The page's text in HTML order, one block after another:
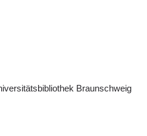
Braunschweig